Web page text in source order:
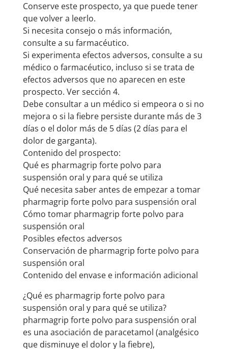
Conserve este prospecto, ya que puede tener
que volver a leerlo.
Si necesita consejo o más información,
consulte a su farmacéutico.
Si experimenta efectos adversos, consulte a su
médico o farmacéutico, incluso si se trata de
efectos adversos que no aparecen en este
prospecto. Ver sección 4.
Debe consultar a un médico si empeora o si no
mejora o si la fiebre persiste durante más de 3
días o el dolor más de 5 días (2 días para el
dolor de garganta).
Contenido del prospecto:
Qué es pharmagrip forte polvo para
suspensión oral y para qué se utiliza
Qué necesita saber antes de empezar a tomar
pharmagrip forte polvo para suspensión oral
Cómo tomar pharmagrip forte polvo para
suspensión oral
Posibles efectos adversos
Conservación de pharmagrip forte polvo para
suspensión oral
Contenido del envase e información adicional
¿Qué es pharmagrip forte polvo para
suspensión oral y para qué se utiliza?
pharmagrip forte polvo para suspensión oral
es una asociación de paracetamol (analgésico
que disminuye el dolor y la fiebre),